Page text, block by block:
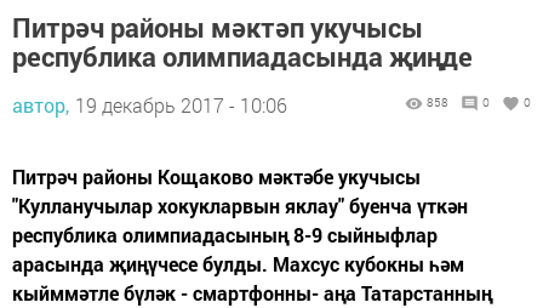
Питрәч районы мәктәп укучысы
республика олимпиадасында җиңде
автор, 19 декабрь 2017 - 10:06 858 0 0
Питрәч районы Кощаково мәктәбе укучысы
"Кулланучылар хокукларвын яклау" буенча үткән
республика олимпиадасының 8-9 сыйныфлар
арасында җиңүчесе булды. Махсус кубокны һәм
кыйммәтле бүләк - смартфонны- аңа Татарстанның